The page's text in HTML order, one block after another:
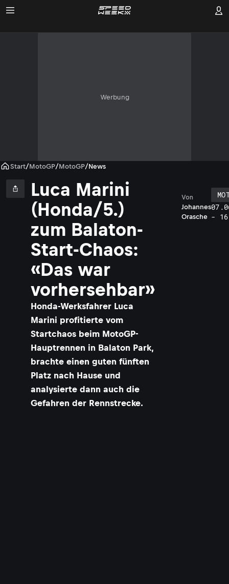
Werbung
Start/MotoGP/MotoGP/News
Luca Marini
(Honda/5.)
zum Balaton-
Start-Chaos:
«Das war
vorhersehbar»
Honda-Werksfahrer Luca
Marini profitierte vom
Startchaos beim MotoGP-
Hauptrennen in Balaton Park,
brachte einen guten fünften
Platz nach Hause und
analysierte dann auch die
Gefahren der Rennstrecke.
Johannes
Orasche
Von
-